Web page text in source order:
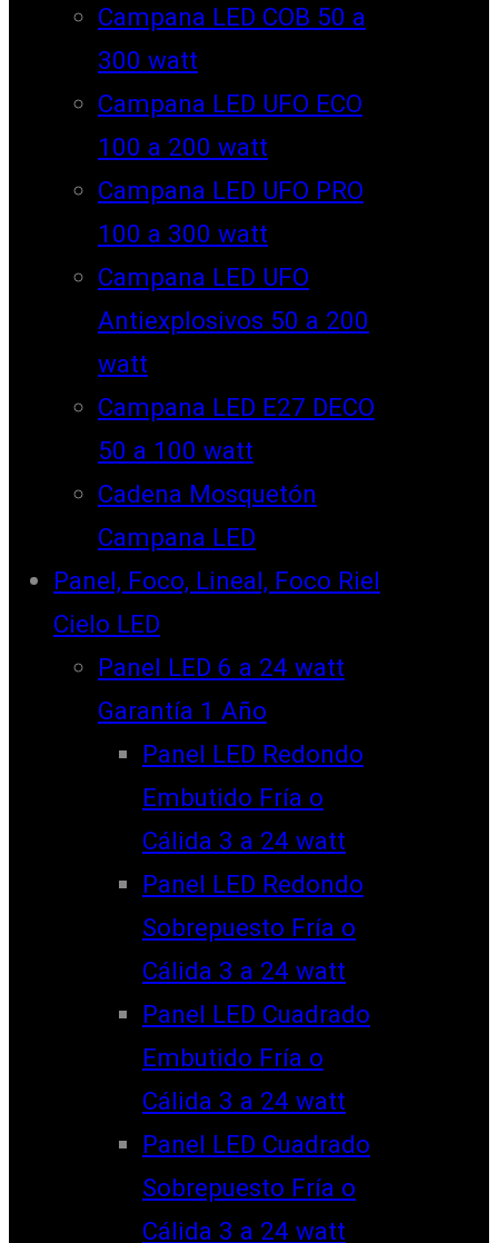
Campana LED COB 50 a
300 watt
Campana LED UFO ECO
100 a 200 watt
Campana LED UFO PRO
100 a 300 watt
Campana LED UFO
Antiexplosivos 50 a 200
watt
Campana LED E27 DECO
50 a 100 watt
Cadena Mosquetón
Campana LED
Panel, Foco, Lineal, Foco Riel
Cielo LED
Panel LED 6 a 24 watt
Garantía 1 Año
Panel LED Redondo
Embutido Fría o
Cálida 3 a 24 watt
Panel LED Redondo
Sobrepuesto Fría o
Cálida 3 a 24 watt
Panel LED Cuadrado
Embutido Fría o
Cálida 3 a 24 watt
Panel LED Cuadrado
Sobrepuesto Fría o
Cálida 3 a 24 watt